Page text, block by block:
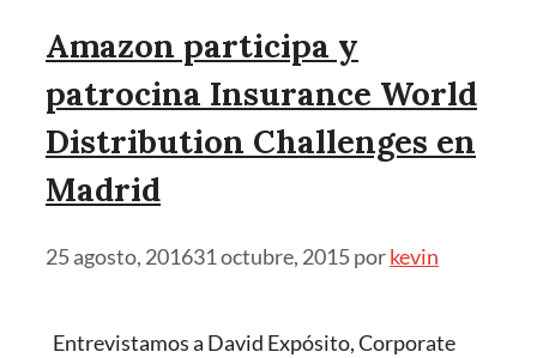
Amazon participa y
patrocina Insurance World
Distribution Challenges en
Madrid
25 agosto, 201631 octubre, 2015porkevin
Entrevistamos a David Expósito, Corporate